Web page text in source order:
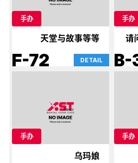
手办
天堂与故事等等
F-72 DETAIL
手办
请
B-
手办
乌玛娘
手办